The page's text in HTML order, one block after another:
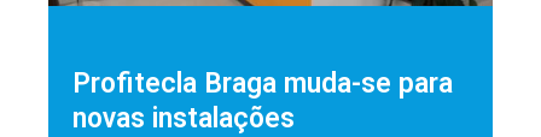
Profitecla Braga muda-se para
novas instalações